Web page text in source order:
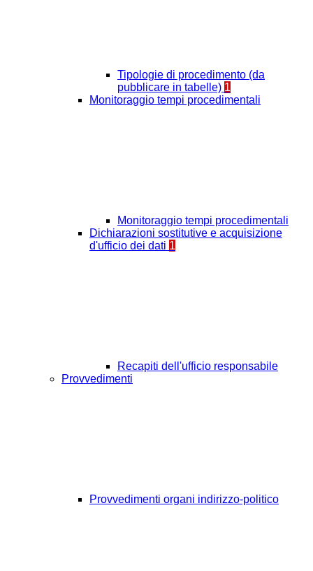
Tipologie di procedimento (da
pubblicare in tabelle) 1
Monitoraggio tempi procedimentali
Monitoraggio tempi procedimentali
Dichiarazioni sostitutive e acquisizione
d'ufficio dei dati 1
Recapiti dell'ufficio responsabile
Provvedimenti
Provvedimenti organi indirizzo-politico